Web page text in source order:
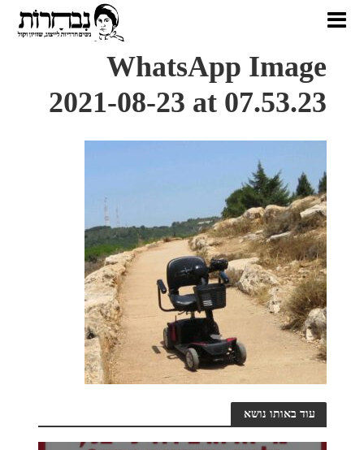
WhatsApp Image
2021-08-23 at 07.53.23
עוד באותו נושא